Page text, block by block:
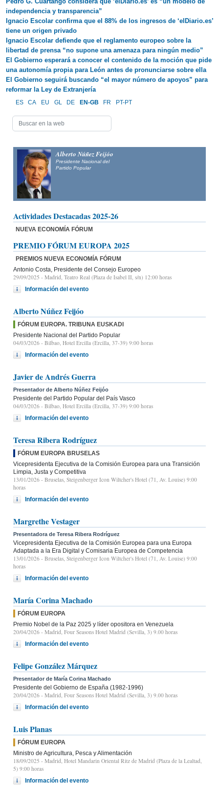
independencia y transparencia”
Ignacio Escolar confirma que el 88% de los ingresos de ‘elDiario.es’
tiene un origen privado
Ignacio Escolar defiende que el reglamento europeo sobre la
libertad de prensa “no supone una amenaza para ningún medio”
El Gobierno esperará a conocer el contenido de la moción que pide
una autonomía propia para León antes de pronunciarse sobre ella
El Gobierno seguirá buscando “el mayor número de apoyos” para
reformar la Ley de Extranjería
ES CA EU GL DE EN-GB FR PT-PT
Alberto Núñez Feijóo
Presidente Nacional del
Partido Popular
Actividades Destacadas 2025-26
NUEVA ECONOMÍA FÓRUM
PREMIO FÓRUM EUROPA 2025
PREMIOS NUEVA ECONOMÍA FÓRUM
Antonio Costa, Presidente del Consejo Europeo
29/09/2025 - Madrid, Teatro Real (Plaza de Isabel II, s/n) 12:00 horas
Información del evento
Alberto Núñez Feijóo
FÓRUM EUROPA. TRIBUNA EUSKADI
Presidente Nacional del Partido Popular
04/03/2026 - Bilbao, Hotel Ercilla (Ercilla, 37-39) 9:00 horas
Información del evento
Javier de Andrés Guerra
Presentador de Alberto Núñez Feijóo
Presidente del Partido Popular del País Vasco
04/03/2026 - Bilbao, Hotel Ercilla (Ercilla, 37-39) 9:00 horas
Información del evento
Teresa Ribera Rodríguez
FÓRUM EUROPA BRUSELAS
Vicepresidenta Ejecutiva de la Comisión Europea para una Transición
Limpia, Justa y Competitiva
13/01/2026 - Bruselas, Steigenberger Icon Wiltcher's Hotel (71, Av. Louise) 9:00
horas
Información del evento
Margrethe Vestager
Presentadora de Teresa Ribera Rodríguez
Vicepresidenta Ejecutiva de la Comisión Europea para una Europa
Adaptada a la Era Digital y Comisaria Europea de Competencia
13/01/2026 - Bruselas, Steigenberger Icon Wiltcher's Hotel (71, Av. Louise) 9:00
horas
Información del evento
María Corina Machado
FÓRUM EUROPA
Premio Nobel de la Paz 2025 y líder opositora en Venezuela
20/04/2026 - Madrid, Four Seasons Hotel Madrid (Sevilla, 3) 9.00 horas
Información del evento
Felipe González Márquez
Presentador de María Corina Machado
Presidente del Gobierno de España (1982-1996)
20/04/2026 - Madrid, Four Seasons Hotel Madrid (Sevilla, 3) 9.00 horas
Información del evento
Luis Planas
FÓRUM EUROPA
Ministro de Agricultura, Pesca y Alimentación
18/09/2025 - Madrid, Hotel Mandarin Oriental Ritz de Madrid (Plaza de la Lealtad,
5) 9:00 horas
Información del evento